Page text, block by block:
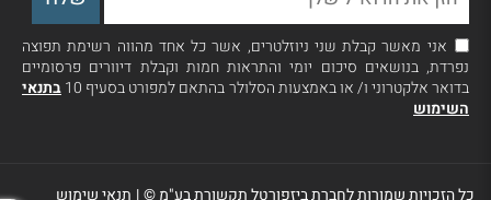
אני מאשר קבלת שני ניוזלטרים, אשר כל אחד מהווה רשימת תפוצה
נפרדת, בנושאים סיכום יומי והתראות חמות וקבלת דיוורים פרסומיים
בדואר אלקטרוני ו/ או באמצעות הסלולר בהתאם למפורט בסעיף 10
בתנאי
השימוש
כל הזכויות שמורות לחברת ביזפורטל תקשורת בע"מ ©| תנאי שימוש